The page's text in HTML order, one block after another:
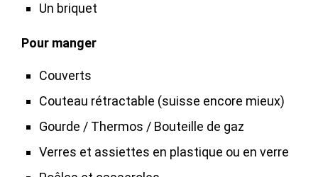
Un briquet
Pour manger
Couverts
Couteau rétractable (suisse encore mieux)
Gourde / Thermos / Bouteille de gaz
Verres et assiettes en plastique ou en verre